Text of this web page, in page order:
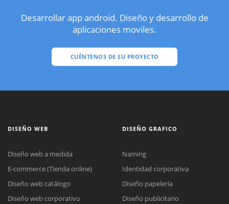
Desarrollar app android. Diseño y desarrollo de
aplicaciones moviles.
CUÉNTENOS DE SU PROYECTO
DISEÑO WEB
Diseño web a medida
E-commerce (Tienda online)
Diseño web catálogo
Diseño web corporativo
DISEÑO GRAFICO
Naming
Identidad corporativa
Diseño papelería
Diseño publicitario